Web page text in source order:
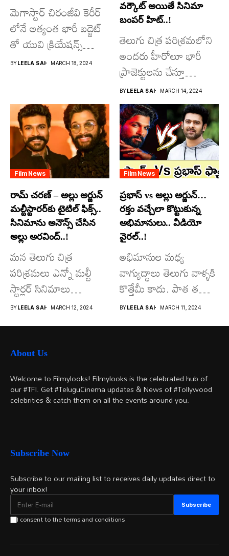
మెగాస్టార్ చిరంజీవి కెరీర్
లోనే అత్యంత భారీ బడ్జెట్
తో యువి క్రియేషన్స్
రూపొందిస్తున్న
BYLEELA SAI MARCH 18, 2024
వర్కౌట్ అయితే సినిమా
బంపర్ హిట్..!
తెలుగు చిత్ర పరిశ్రమలోని
అందరు హీరోలూ భారీ
ప్రాజెక్టులను చేస్తూ
దూసుకుపోతోన్నారు.
అందులో కొందరు
మాత్రమే...
BYLEELA SAI MARCH 14, 2024
Film News
రామ్ చరణ్ – అల్లు అర్జున్
మల్టీస్టారర్​కు టైటిల్ ఫిక్స్..
సినిమాను అనౌన్స్ చేసిన
అల్లు అరవింద్..!
మన తెలుగు చిత్ర
పరిశ్రమలు ఎన్నో మల్టీ
స్టార్లర్ సినిమాలు
వచ్చాయి.. కొన్ని సినిమాలు
అయితే...
BYLEELA SAI MARCH 12, 2024
Film News
ప్రభాస్ vs అల్లు అర్జున్…
రక్తం వచ్చేలా కొట్టుకున్న
అభిమానులు.. వీడియో
వైరల్..!
అభిమానుల మధ్య
వాగ్యుద్ధాలు తెలుగు వాళ్ళకి
కొత్తేమీ కాదు. పాత తరం
నటుల నుంచి నేటి...
BYLEELA SAI MARCH 11, 2024
About Us
Welcome to Filmylooks! Filmylooks is the celebrated hub of
our #TFI. Get #TeluguCinema updates & News of #Tollywood
celebrities & catch them on all the events around you.
Subscribe Now
Subscribe to our mailing list to receives daily updates direct to
your inbox!
I consent to the terms and conditions